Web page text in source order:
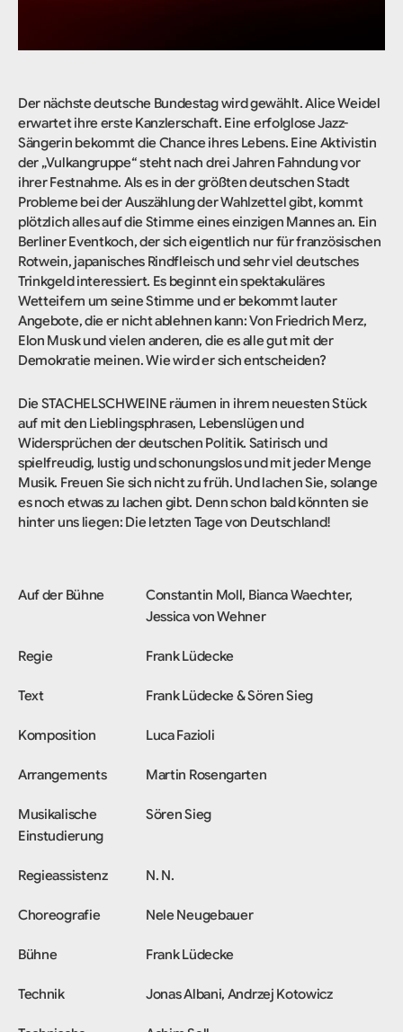
Der nächste deutsche Bundestag wird gewählt. Alice Weidel
erwartet ihre erste Kanzlerschaft. Eine erfolglose Jazz-
Sängerin bekommt die Chance ihres Lebens. Eine Aktivistin
der „Vulkangruppe“ steht nach drei Jahren Fahndung vor
ihrer Festnahme. Als es in der größten deutschen Stadt
Probleme bei der Auszählung der Wahlzettel gibt, kommt
plötzlich alles auf die Stimme eines einzigen Mannes an. Ein
Berliner Eventkoch, der sich eigentlich nur für französischen
Rotwein, japanisches Rindfleisch und sehr viel deutsches
Trinkgeld interessiert. Es beginnt ein spektakuläres
Wetteifern um seine Stimme und er bekommt lauter
Angebote, die er nicht ablehnen kann: Von Friedrich Merz,
Elon Musk und vielen anderen, die es alle gut mit der
Demokratie meinen. Wie wird er sich entscheiden?
Die STACHELSCHWEINE räumen in ihrem neuesten Stück
auf mit den Lieblingsphrasen, Lebenslügen und
Widersprüchen der deutschen Politik. Satirisch und
spielfreudig, lustig und schonungslos und mit jeder Menge
Musik. Freuen Sie sich nicht zu früh. Und lachen Sie, solange
es noch etwas zu lachen gibt. Denn schon bald könnten sie
hinter uns liegen: Die letzten Tage von Deutschland!
Auf der Bühne
Constantin Moll, Bianca Waechter,
Jessica von Wehner
Regie Frank Lüdecke
Text Frank Lüdecke & Sören Sieg
Komposition Luca Fazioli
Arrangements Martin Rosengarten
Musikalische
Einstudierung
Sören Sieg
Regieassistenz N. N.
Choreografie Nele Neugebauer
Bühne Frank Lüdecke
Technik Jonas Albani, Andrzej Kotowicz